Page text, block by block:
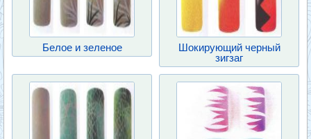
Белое и зеленое
Шокирующий черный
зигзаг